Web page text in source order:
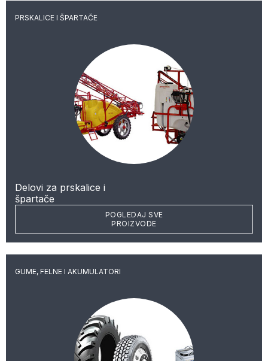
PRSKALICE I ŠPARTAČE
Delovi za prskalice i
špartače
POGLEDAJ SVE
PROIZVODE
GUME, FELNE I AKUMULATORI